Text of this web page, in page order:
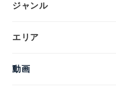
ジャンル
エリア
動画